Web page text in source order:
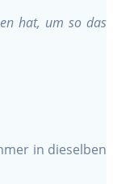
hat, um so das
in dieselben